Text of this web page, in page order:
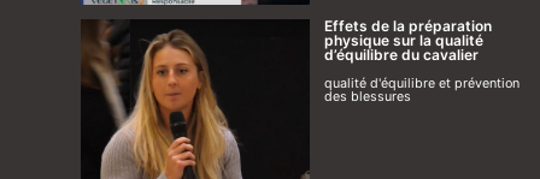
Effets de la préparation
physique sur la qualité
d’équilibre du cavalier
qualité d'équilibre et prévention
des blessures